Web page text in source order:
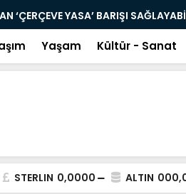
YASA’ BARIŞI
Yaşam Kültür - Sanat
STERLIN 0,0000 ALTIN